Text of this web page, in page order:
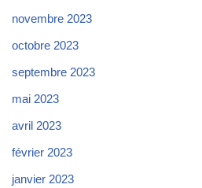
novembre 2023
octobre 2023
septembre 2023
mai 2023
avril 2023
février 2023
janvier 2023